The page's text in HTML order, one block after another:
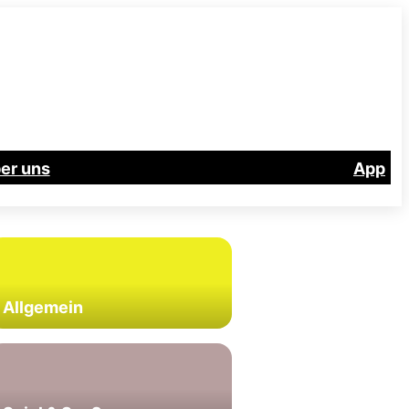
uns App
Allgemein